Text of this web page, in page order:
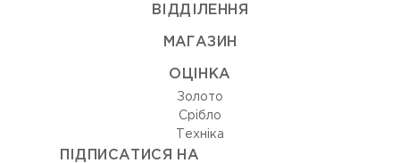
ВIДДIЛЕННЯ
МАГАЗИН
ОЦIНКА
Золото
Срiбло
Технiка
ПІДПИСАТИСЯ НА